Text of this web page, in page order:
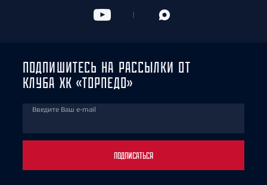
ПОДПИШИТЕСЬ НА РАССЫЛКИ ОТ
КЛУБА ХК «ТОРПЕДО»
Введите Ваш e-mail
ПОДПИСАТЬСЯ